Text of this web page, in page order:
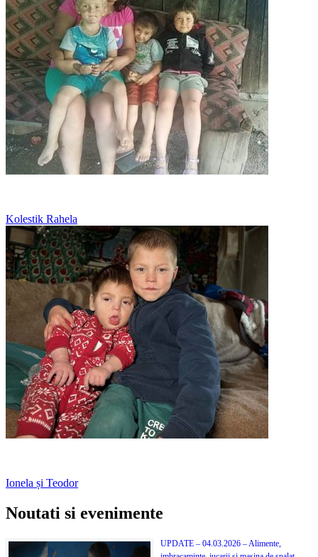
Kolestik Rahela
Ionela și Teodor
Noutati si evenimente
UPDATE – 04.03.2026 – Alimente,